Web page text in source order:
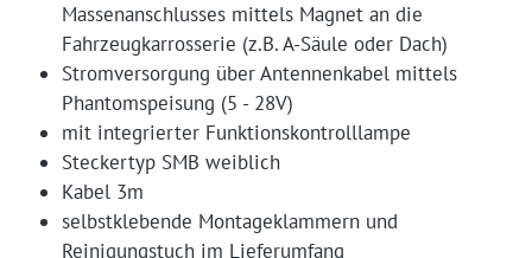
Massenanschlusses mittels Magnet an die
Fahrzeugkarrosserie (z.B. A-Säule oder Dach)
Stromversorgung über Antennenkabel mittels
Phantomspeisung (5 - 28V)
mit integrierter Funktionskontrolllampe
Steckertyp SMB weiblich
Kabel 3m
selbstklebende Montageklammern und
Reinigungstuch im Lieferumfang